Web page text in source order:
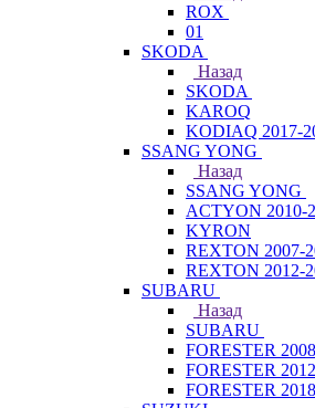
ROX
01
SKODA
Назад
SKODA
KAROQ
KODIAQ 2017-
SSANG YONG
Назад
SSANG YONG
ACTYON 2010-
KYRON
REXTON 2007-
REXTON 2012-
SUBARU
Назад
SUBARU
FORESTER
FORESTER
FORESTER